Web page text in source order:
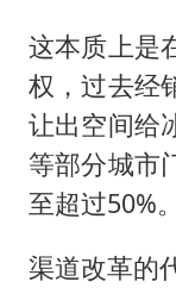
这本质上是
权，过去经
让出空间给
等部分城市
至超过50%。
渠道改革的